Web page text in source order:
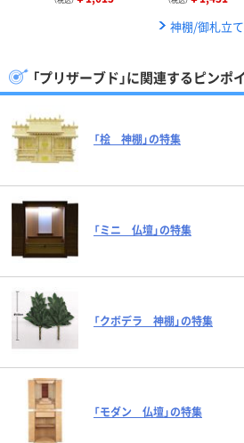
神棚/御札立
「プリザーブド」に関連するピンポ
「桧 神棚」の特集
「ミニ 仏壇」の特集
「クボデラ 神棚」の特集
「モダン 仏壇」の特集